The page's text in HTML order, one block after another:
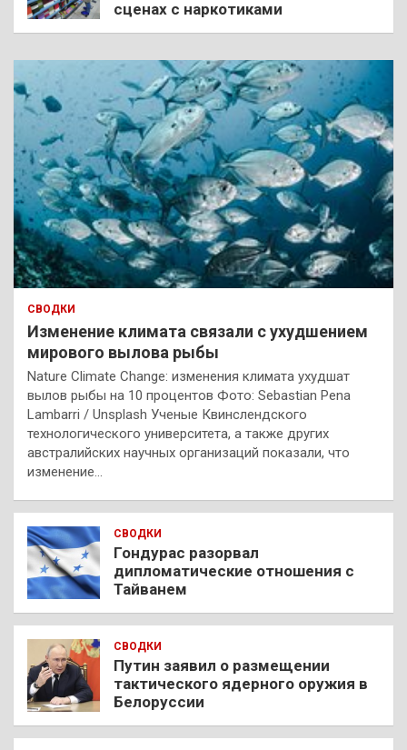
сценах с наркотиками
СВОДКИ
Изменение климата связали с ухудшением
мирового вылова рыбы
Nature Climate Change: изменения климата ухудшат
вылов рыбы на 10 процентов Фото: Sebastian Pena
Lambarri / Unsplash Ученые Квинслендского
технологического университета, а также других
австралийских научных организаций показали, что
изменение…
СВОДКИ
Гондурас разорвал
дипломатические отношения с
Тайванем
СВОДКИ
Путин заявил о размещении
тактического ядерного оружия в
Белоруссии